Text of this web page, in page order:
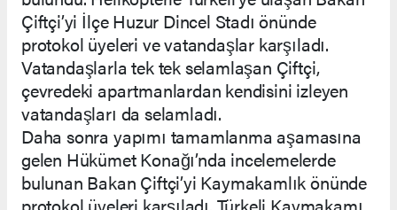
Çiftçi’yi İlçe Huzur Dincel Stadı önünde
protokol üyeleri ve vatandaşlar karşıladı.
Vatandaşlarla tek tek selamlaşan Çiftçi,
çevredeki apartmanlardan kendisini izleyen
vatandaşları da selamladı.
Daha sonra yapımı tamamlanma aşamasına
gelen Hükümet Konağı’nda incelemelerde
bulunan Bakan Çiftçi’yi Kaymakamlık önünde
protokol üyeleri karşıladı. Türkeli Kaymakamı